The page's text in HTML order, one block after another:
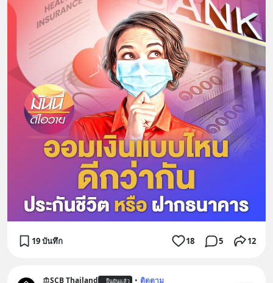
19 บันทึก 18 5 12
SCB Thailand ยืนยันแล้ว • ติดตาม